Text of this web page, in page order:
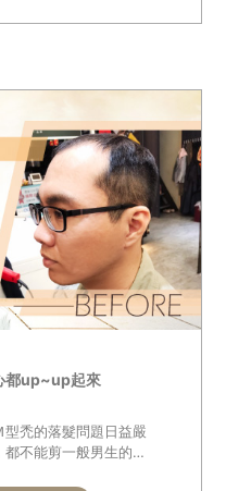
都up~up起來
禿的落髮問題日益嚴
不能剪一般男生的髮